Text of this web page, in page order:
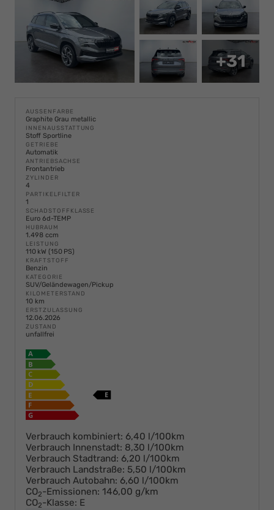
+31
AUSSENFARBE
Graphite Grau metallic
INNENAUSSTATTUNG
Stoff Sportline
GETRIEBE
Automatik
ANTRIEBSACHSE
Frontantrieb
ZYLINDER
4
PARTIKELFILTER
1
SCHADSTOFFKLASSE
Euro 6d-TEMP
HUBRAUM
1.498 ccm
LEISTUNG
110 kW (150 PS)
KRAFTSTOFF
Benzin
KATEGORIE
SUV/Geländewagen/Pickup
KILOMETERSTAND
10 km
ERSTZULASSUNG
12.06.2026
ZUSTAND
unfallfrei
Verbrauch kombiniert: 6,40 l/100km
Verbrauch Innenstadt: 8,30 l/100km
Verbrauch Stadtrand: 6,20 l/100km
Verbrauch Landstraße: 5,50 l/100km
Verbrauch Autobahn: 6,60 l/100km
CO2-Emissionen: 146,00 g/km
CO2-Klasse: E